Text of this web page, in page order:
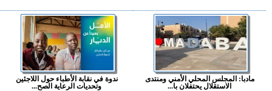
مادبا: المجلس المحلي الأمني ومنتدى
الاستقلال يحتفلان با...
ندوة في نقابة الأطباء حول اللاجئين
وتحديات الرعاية الصح...